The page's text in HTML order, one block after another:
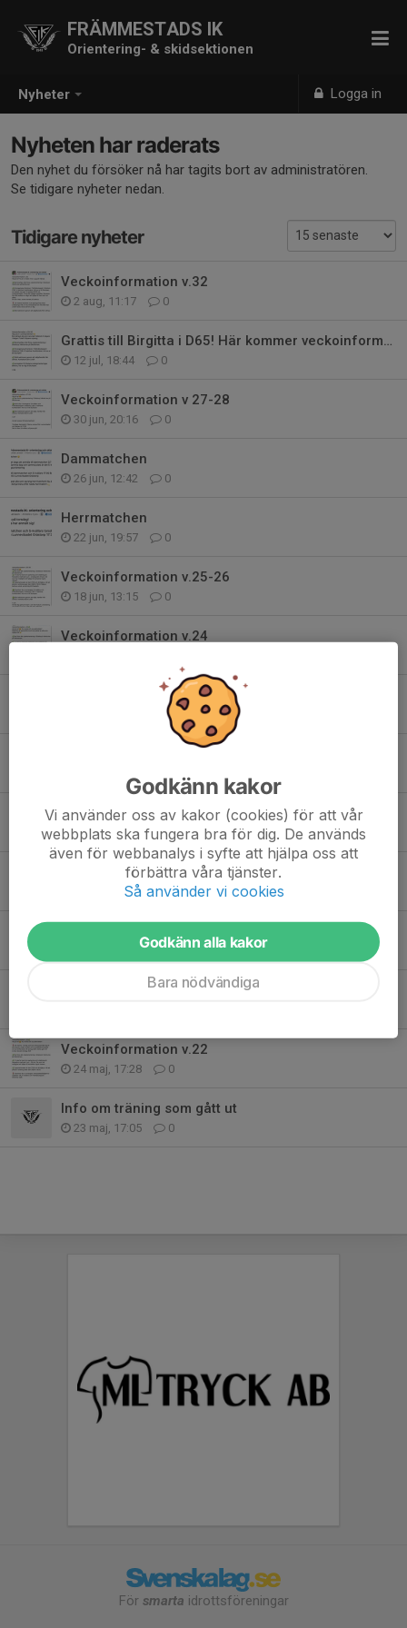
Nyheter Logga in
FRÄMMESTADS IK
Orientering- & skidsektionen
Nyheten har raderats
Den nyhet du försöker nå har tagits bort av administratören.
Se tidigare nyheter nedan.
Tidigare nyheter
Veckoinformation v.32
2 aug, 11:17 0
Grattis till Birgitta i D65! Här kommer veckoinformationen för v.29-30
12 jul, 18:44 0
Veckoinformation v 27-28
30 jun, 20:16 0
Dammatchen
26 jun, 12:42 0
Herrmatchen
22 jun, 19:57 0
Veckoinformation v.25-26
18 jun, 13:15 0
Veckoinformation v.24
Sammanställning
Veckoinformation v.23
1 jun, 18:15 0
Total sammanställning
27 maj, 06:35 0
27 maj, 06:35 0
Veckoinformation v.22
24 maj, 17:28 0
Info om träning som gått ut
23 maj, 17:05 0
För smarta idrottsföreningar
Godkänn kakor
Vi använder oss av kakor (cookies) för att vår
webbplats ska fungera bra för dig. De används
även för webbanalys i syfte att hjälpa oss att
förbättra våra tjänster.
Så använder vi cookies
Godkänn alla kakor
Bara nödvändiga